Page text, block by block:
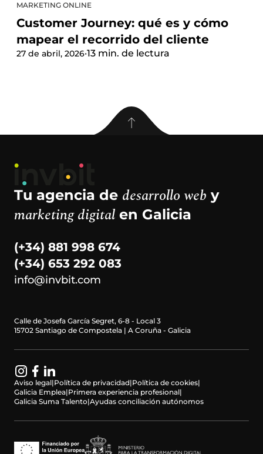
MARKETING ONLINE
Customer Journey: qué es y cómo
mapear el recorrido del cliente
27 de abril, 2026·13 min. de lectura
Tu agencia de desarrollo web y
marketing digital en Galicia
(+34) 881 998 674
(+34) 653 292 083
info@invbit.com
Calle de Josefa García Segret, 6-8 - Local 3
15702 Santiago de Compostela | A Coruña - Galicia
Aviso legal|Política de privacidad|Política de cookies|
Galicia Emplea|Primera experiencia profesional|
Galicia Suma Talento|Ayudas conciliación autónomos